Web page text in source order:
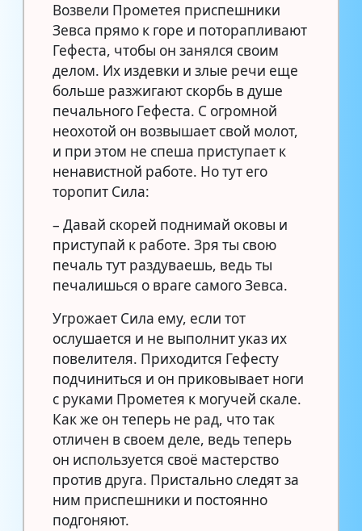
Возвели Прометея приспешники
Зевса прямо к горе и поторапливают
Гефеста, чтобы он занялся своим
делом. Их издевки и злые речи еще
больше разжигают скорбь в душе
печального Гефеста. С огромной
неохотой он возвышает свой молот,
и при этом не спеша приступает к
ненавистной работе. Но тут его
торопит Сила:
– Давай скорей поднимай оковы и
приступай к работе. Зря ты свою
печаль тут раздуваешь, ведь ты
печалишься о враге самого Зевса.
Угрожает Сила ему, если тот
ослушается и не выполнит указ их
повелителя. Приходится Гефесту
подчиниться и он приковывает ноги
с руками Прометея к могучей скале.
Как же он теперь не рад, что так
отличен в своем деле, ведь теперь
он используется своё мастерство
против друга. Пристально следят за
ним приспешники и постоянно
подгоняют.